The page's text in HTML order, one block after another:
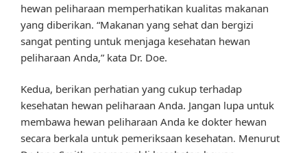
hewan peliharaan memperhatikan kualitas makanan
yang diberikan. “Makanan yang sehat dan bergizi
sangat penting untuk menjaga kesehatan hewan
peliharaan Anda,” kata Dr. Doe.
Kedua, berikan perhatian yang cukup terhadap
kesehatan hewan peliharaan Anda. Jangan lupa untuk
membawa hewan peliharaan Anda ke dokter hewan
secara berkala untuk pemeriksaan kesehatan. Menurut